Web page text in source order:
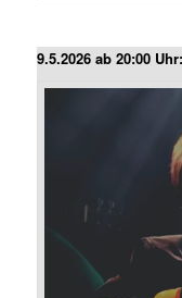
9.5.2026 ab 20:00